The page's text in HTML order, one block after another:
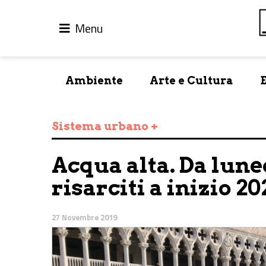
Menu
Ambiente Arte e Cultura
Sistema urbano +
Acqua alta. Da
risarciti a inizio
27 Novembre 2019